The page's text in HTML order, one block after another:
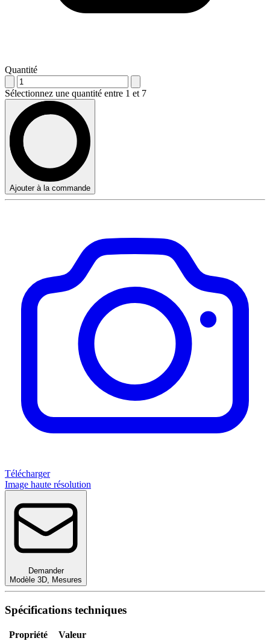
Quantité
Sélectionnez une quantité entre 1 et 7
Ajouter à la commande
Télécharger
Image haute résolution
Demander
Modèle 3D
Mesures
Spécifications techniques
Propriété
Valeur